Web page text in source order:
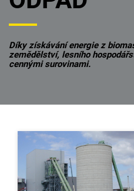
Díky získávání energie z
zemědělství, lesního
cennými surovinami.